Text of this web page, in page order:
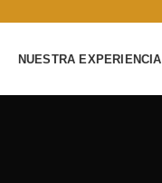
NUESTRA EXPERIENCIA